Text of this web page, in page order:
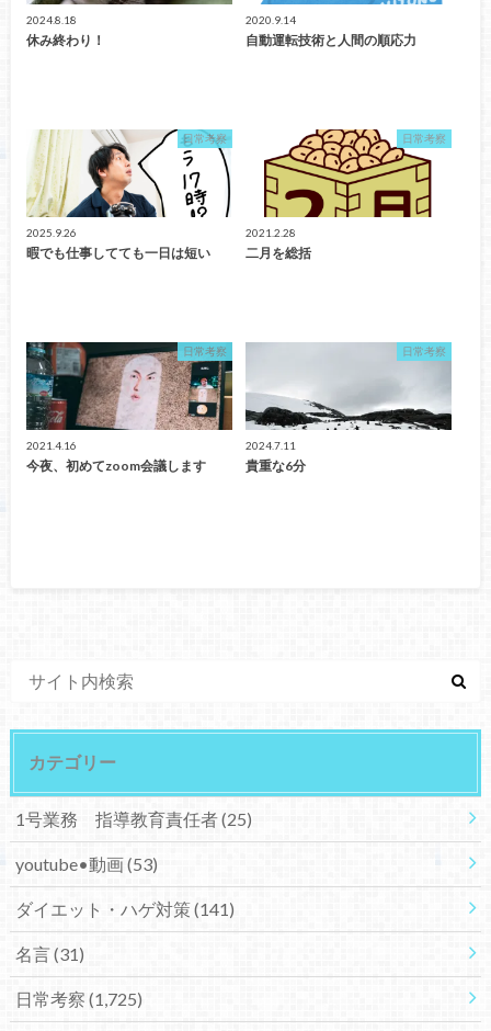
2024.8.18
休み終わり！
2020.9.14
自動運転技術と人間の順応力
日常考察
2025.9.26
暇でも仕事してても一日は短い
日常考察
2021.2.28
二月を総括
日常考察
2021.4.16
今夜、初めてzoom会議します
日常考察
2024.7.11
貴重な6分
カテゴリー
1号業務 指導教育責任者(25)
youtube•動画(53)
ダイエット・ハゲ対策(141)
名言(31)
日常考察 (1,725)